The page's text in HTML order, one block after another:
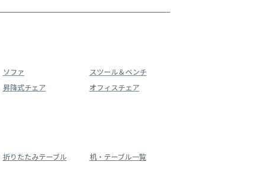
ソファ
スツール＆ベンチ
昇降式チェア
オフィスチェア
折りたたみテーブル 机・テーブル一覧